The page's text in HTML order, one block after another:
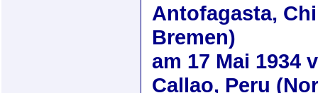
Antofagasta,
Bremen)
am 17 Mai 1934
Callao, Peru